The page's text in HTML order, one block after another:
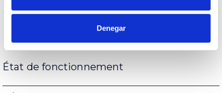
Denegar25000
État de fonctionnement